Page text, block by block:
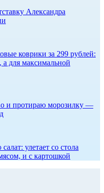
Александра
коврики за 299 рублей:
а для максимальной
и протираю морозилку —
улетает со стола
и с картошкой